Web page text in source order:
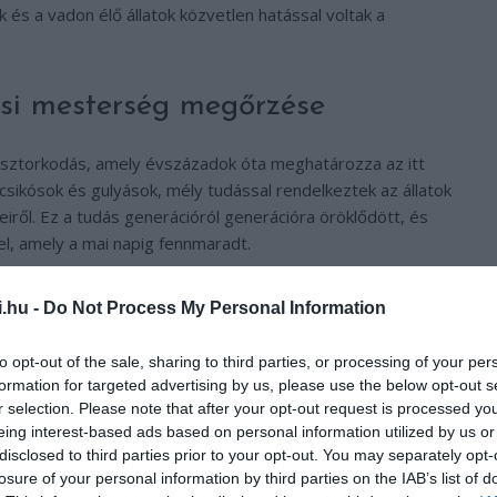
- Do Not Process My Personal Information
opt-out of the sale, sharing to third parties, or processing of your
for targeted advertising by us, please use the below opt-out
selection. Please note that after your opt-out request is processed
interest-based ads based on personal information utilized by us
to third parties prior to your opt-out. You may separately
of your personal information by third parties on the IAB’s list of
a vadon élő állatok közvetlen hatással voltak a
mesterség megőrzése
amely évszázadok óta meghatározza az itt
és gulyások, mély tudással rendelkeztek az állatok
Ez a tudás generációról generációra öröklődött, és
amely a mai napig fennmaradt.
ciklusait. Tudták, hogy az évszakok váltakozása, az
befolyásolja az életüket. A jószágok legeltetése
és az állatok mozgása segített fenntartani a füves
példaként szolgálhat számunkra arra, hogyan